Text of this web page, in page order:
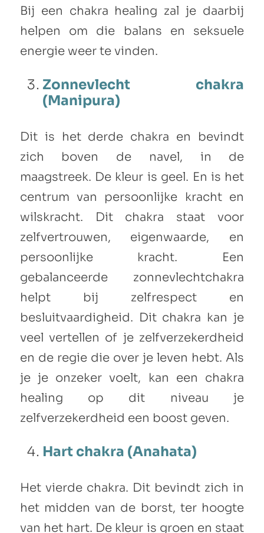
Bij een chakra healing zal je daarbij
helpen om die balans en seksuele
energie weer te vinden.
Zonnevlecht chakra
(Manipura)
Dit is het derde chakra en bevindt
zich boven de navel, in de
maagstreek. De kleur is geel. En is het
centrum van persoonlijke kracht en
wilskracht. Dit chakra staat voor
zelfvertrouwen, eigenwaarde, en
persoonlijke kracht. Een
gebalanceerde zonnevlechtchakra
helpt bij zelfrespect en
besluitvaardigheid. Dit chakra kan je
veel vertellen of je zelfverzekerdheid
en de regie die over je leven hebt. Als
je je onzeker voelt, kan een chakra
healing op dit niveau je
zelfverzekerdheid een boost geven.
Hart chakra (Anahata)
Het vierde chakra. Dit bevindt zich in
het midden van de borst, ter hoogte
van het hart. De kleur is groen en staat